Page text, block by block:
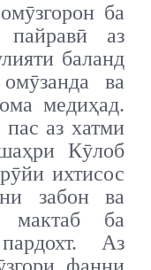
ба
аз
баланд
ва
медиҳад.
аз хатми
Кӯлоб
ихтисос
забон ва
мактаб ба
Аз